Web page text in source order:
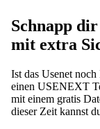
Schnapp
mit extra
Ist das Usenet
einen USENEXT
mit einem gratis
dieser Zeit kannst